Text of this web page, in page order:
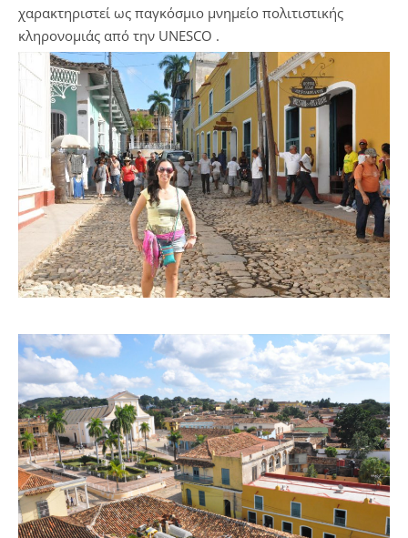
χαρακτηριστεί ως παγκόσμιο μνημείο πολιτιστικής
κληρονομιάς από την UNESCO .